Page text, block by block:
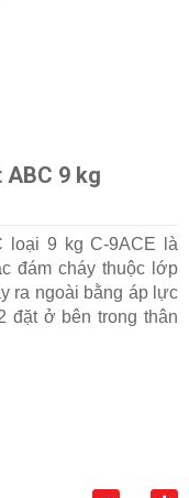
ABC 9 kg
loại 9 kg C-9ACE là
đám cháy thuộc lớp
ra ngoài bằng áp lực
đặt ở bên trong thân